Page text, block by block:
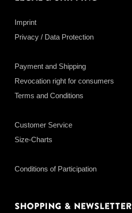
Imprint
Privacy / Data Protection
Payment and Shipping
Revocation right for consumers
Terms and Conditions
Customer Service
Size-Charts
Conditions of Participation
Shopping & Newsletter